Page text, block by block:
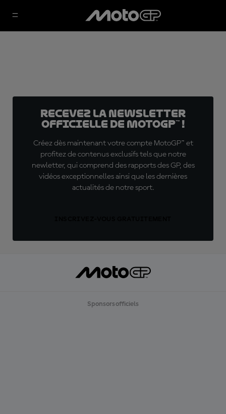
Recevez la Newsletter
officielle de MotoGP™ !
Créez dès maintenant votre compte MotoGP™ et
profitez de contenus exclusifs tels que notre
newletter, qui comprend des rapports des GP, des
vidéos exceptionnelles ainsi que les dernières
actualités de notre sport.
Sponsors officiels